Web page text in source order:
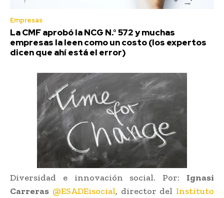
Empresas
La CMF aprobó la NCG N.° 572 y muchas
empresas la leen como un costo (los expertos
dicen que ahí está el error)
Diversidad e innovación social. Por: Ignasi
Carreras @ESADEisocial, director del Instituto